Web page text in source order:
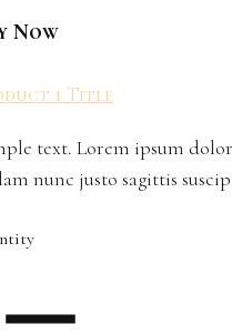
Now
1 Title
text. Lorem ipsum
nunc justo sagittis